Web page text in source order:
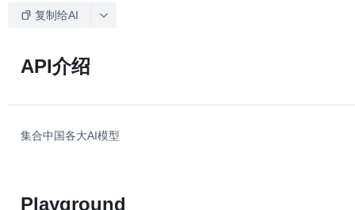
复制给AI
API介绍
集合中国各大AI模型
Playground